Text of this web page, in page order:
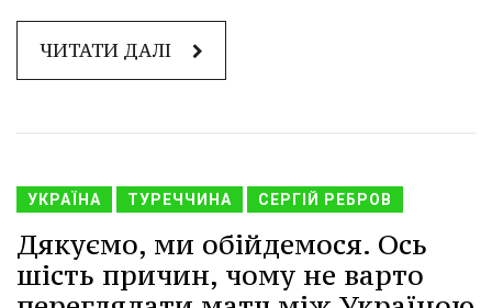
ЧИТАТИ ДАЛІ
УКРАЇНА ТУРЕЧЧИНА СЕРГІЙ РЕБРОВ
Дякуємо, ми обійдемося. Ось
шість причин, чому не варто